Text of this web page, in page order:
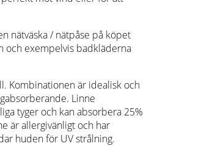
nätväska / nätpåse på köpet
och exempelvis badkläderna
Kombinationen är idealisk och
Linne
tyger och kan absorbera 25%
är allergivänligt och har
huden för UV strålning.